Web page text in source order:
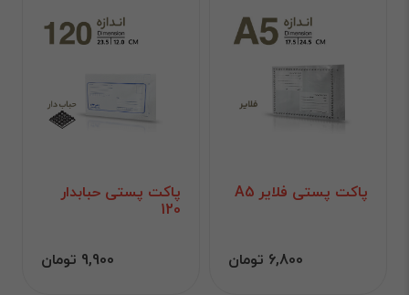
پاکت پستی فلایر A5
6,800 تومان
پاکت پستی حبابدار
120
9,900 تومان